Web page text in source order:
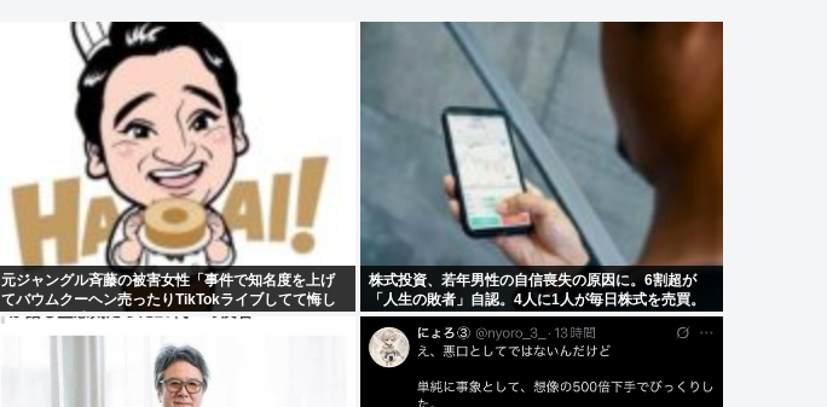
元ジャングル斉藤の被害女性「事件で知名度を上げ
てバウムクーヘン売ったりTikTokライブしてて悔し
さと怒りを感じた」
株式投資、若年男性の自信喪失の原因に。6割超が
「人生の敗者」自認。4人に1人が毎日株式を売買。